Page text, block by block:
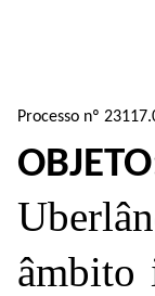
Processo nº
OBJETO
âmbito